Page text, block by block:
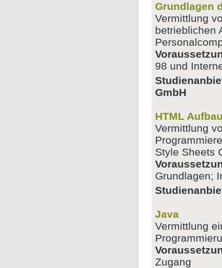
Grundlagen
Vermittlung
betrieblichen
98 und
GmbH
HTML
Vermittlung
Style Sheets
Grundlagen;
Java
Vermittlung
Zugang